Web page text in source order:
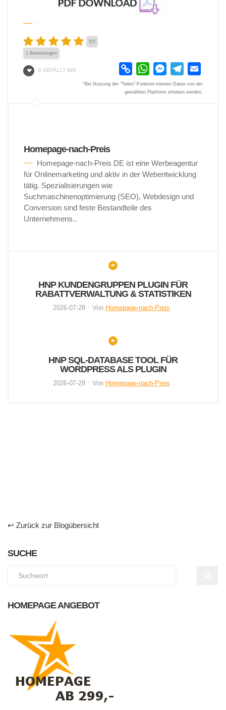
5/5
1 Bewertungen
0 GEFÄLLT MIR
Copy
Link
WhatsAppMessenger
Telegram
*Bei Nutzung der "Teilen"-Funktion können Daten von der
gewählten Plattform erhoben werden.
Homepage-nach-Preis
Homepage-nach-Preis DE ist eine Werbeagentur
für Onlinemarketing und aktiv in der Webentwicklung
tätig. Spezialisierungen wie
Suchmaschinenoptimierung (SEO), Webdesign und
Conversion sind feste Bestandteile des
Unternehmens..
HNP KUNDENGRUPPEN PLUGIN FÜR
RABATTVERWALTUNG & STATISTIKEN
2026-07-28 Von Homepage-nach-Preis
HNP SQL-DATABASE TOOL FÜR
WORDPRESS ALS PLUGIN
2026-07-28 Von Homepage-nach-Preis
↩ Zurück zur Blogübersicht
SUCHE
HOMEPAGE ANGEBOT